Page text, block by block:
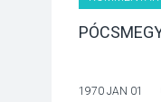
1970 JAN 01